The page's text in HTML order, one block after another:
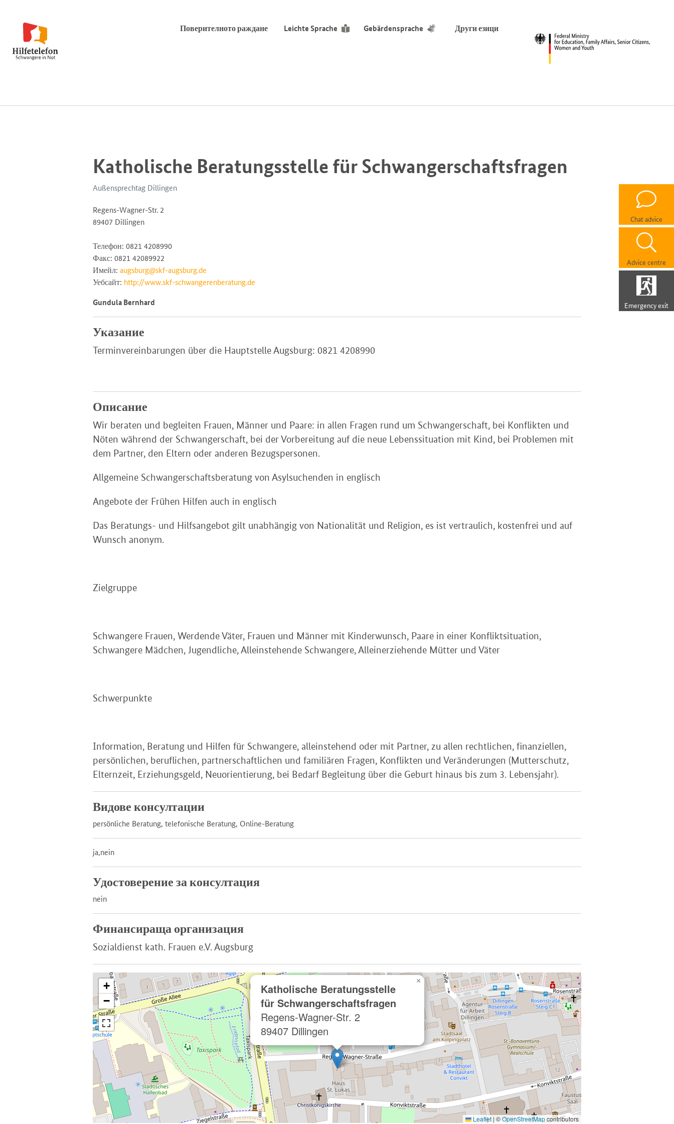
Поверителното раждане Leichte Sprache Gebärdensprache Други езици
Chat advice
Advice centre
Emergency exit
Katholische Beratungsstelle für Schwangerschaftsfragen
Außensprechtag Dillingen
Regens-Wagner-Str. 2
89407 Dillingen
Телефон: 0821 4208990
Факс: 0821 42089922
Имейл: augsburg@skf-augsburg.de
Уебсайт: http://www.skf-schwangerenberatung.de
Gundula Bernhard
Указание
Terminvereinbarungen über die Hauptstelle Augsburg: 0821 4208990
Описание
Wir beraten und begleiten Frauen, Männer und Paare: in allen Fragen rund um Schwangerschaft, bei Konflikten und
Nöten während der Schwangerschaft, bei der Vorbereitung auf die neue Lebenssituation mit Kind, bei Problemen mit
dem Partner, den Eltern oder anderen Bezugspersonen.
Allgemeine Schwangerschaftsberatung von Asylsuchenden in englisch
Angebote der Frühen Hilfen auch in englisch
Das Beratungs- und Hilfsangebot gilt unabhängig von Nationalität und Religion, es ist vertraulich, kostenfrei und auf
Wunsch anonym.
Zielgruppe
Schwangere Frauen, Werdende Väter, Frauen und Männer mit Kinderwunsch, Paare in einer Konfliktsituation,
Schwangere Mädchen, Jugendliche, Alleinstehende Schwangere, Alleinerziehende Mütter und Väter
Schwerpunkte
Information, Beratung und Hilfen für Schwangere, alleinstehend oder mit Partner, zu allen rechtlichen, finanziellen,
persönlichen, beruflichen, partnerschaftlichen und familiären Fragen, Konflikten und Veränderungen (Mutterschutz,
Elternzeit, Erziehungsgeld, Neuorientierung, bei Bedarf Begleitung über die Geburt hinaus bis zum 3. Lebensjahr).
Видове консултации
persönliche Beratung, telefonische Beratung, Online-Beratung
ja,nein
Удостоверение за консултация
nein
Финансираща организация
Sozialdienst kath. Frauen e.V. Augsburg
Katholische Beratungsstelle
für Schwangerschaftsfragen
Regens-Wagner-Str. 2
89407 Dillingen
×
+
−
Leaflet | ©OpenStreetMapcontributors